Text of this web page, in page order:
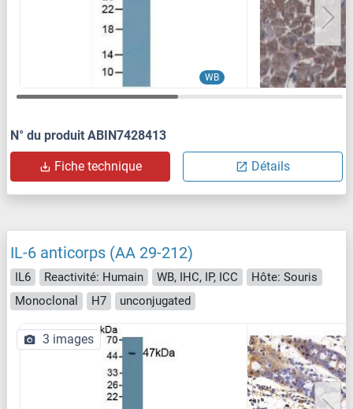
WB
N° du produit ABIN7428413
Fiche technique Détails
IL-6 anticorps (AA 29-212)
IL6 Reactivité: Humain WB, IHC, IP, ICC
Hôte: Souris
Monoclonal
H7 unconjugated
3 images